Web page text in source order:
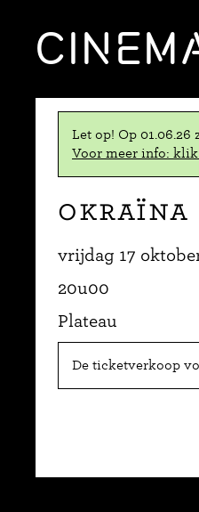
Let op! Op
Voor meer info:
Okraïna
vrijdag 17
20u00
Plateau
De ticketverkoop